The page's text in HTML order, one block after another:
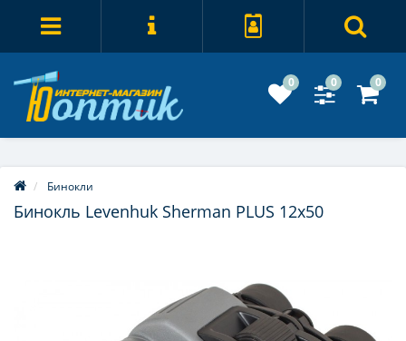
0 0 0
Бинокли
Бинокль Levenhuk Sherman PLUS 12x50